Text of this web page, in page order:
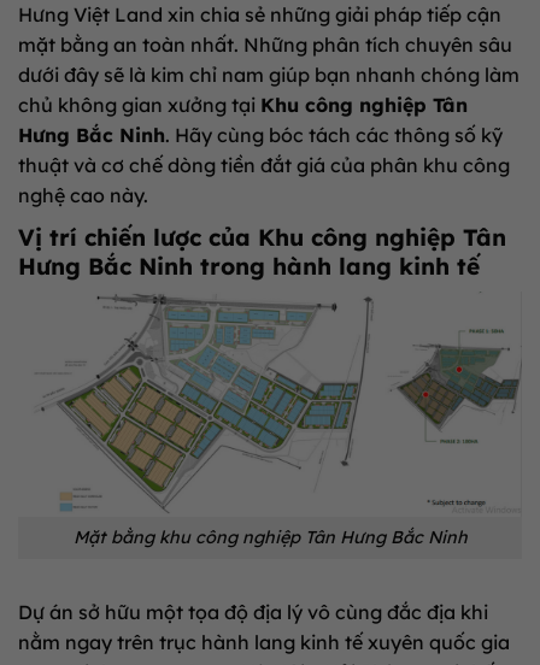
Hưng Việt Land xin chia sẻ những giải pháp tiếp cận
mặt bằng an toàn nhất. Những phân tích chuyên sâu
dưới đây sẽ là kim chỉ nam giúp bạn nhanh chóng làm
chủ không gian xưởng tại Khu công nghiệp Tân
Hưng Bắc Ninh. Hãy cùng bóc tách các thông số kỹ
thuật và cơ chế dòng tiền đắt giá của phân khu công
nghệ cao này.
Vị trí chiến lược của Khu công nghiệp Tân
Hưng Bắc Ninh trong hành lang kinh tế
Mặt bằng khu công nghiệp Tân Hưng Bắc Ninh
Dự án sở hữu một tọa độ địa lý vô cùng đắc địa khi
nằm ngay trên trục hành lang kinh tế xuyên quốc gia